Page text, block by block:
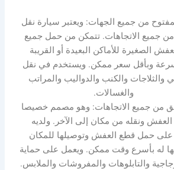
من جميع الجهات: ويعتبر سيارة نقل
جميع الاتجاهات. تتمكن من حمل جميع
الصغيرة للأماكن البعيدة أو القريبة
وبأقل سعر ممكن. ويستخدم في نقل
والثلاجات والكنب والدواليب والمراتب
والغسالات.
من جميع الاتجاهات: وهو مصمم خصيصا
ونقله من مكان إلى الآخر. ولديه
على حمل قطع العفش وتوصيلها للمكان
له بأسرع وقت ممكن. ويعمل على حماية
والتابلوهات والمفروشات والملابس.